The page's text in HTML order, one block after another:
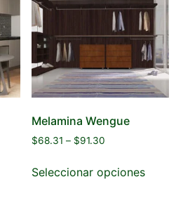
Melamina Wengue
$68.31 – $91.30
Seleccionar opciones